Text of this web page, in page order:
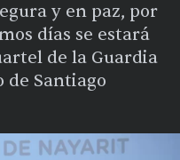
y en paz, por
días se estará
de la Guardia
Santiago